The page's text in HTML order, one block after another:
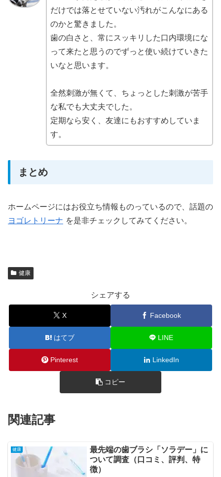
だけでは落とせていない汚れがこんなにある
のかと驚きました。
歯の白さと、常にスッキリした口内環境にな
って来たと思うのでずっと使い続けていきた
いなと思います。
全然刺激が無くて、ちょっとした刺激が苦手
な私でも大丈夫でした。
定期なら安く、友達にもおすすめしていま
す。
まとめ
ホームページにはお役立ち情報ものっているので、話題の
ヨゴレトリーナ を是非チェックしてみてください。
健康
シェアする
X Facebook
はてブ LINE
Pinterest LinkedIn
コピー
関連記事
健康
最先端の歯ブラシ「ソラデー」に
ついて調査（口コミ、評判、特
徴）